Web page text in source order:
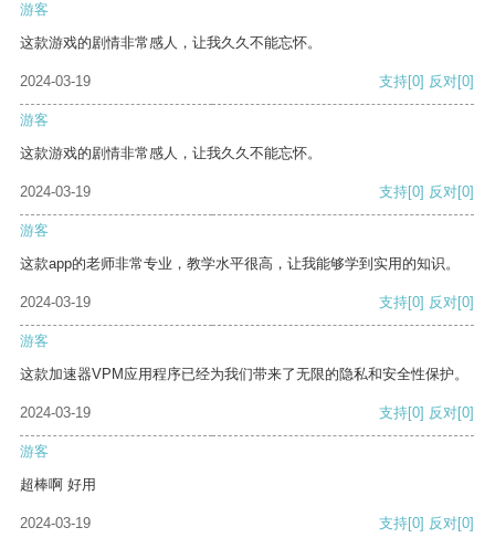
游客
这款游戏的剧情非常感人，让我久久不能忘怀。
2024-03-19 支持[0] 反对[0]
游客
这款游戏的剧情非常感人，让我久久不能忘怀。
2024-03-19 支持[0] 反对[0]
游客
这款app的老师非常专业，教学水平很高，让我能够学到实用的知识。
2024-03-19 支持[0] 反对[0]
游客
这款加速器VPM应用程序已经为我们带来了无限的隐私和安全性保护。
2024-03-19 支持[0] 反对[0]
游客
超棒啊 好用
2024-03-19 支持[0] 反对[0]